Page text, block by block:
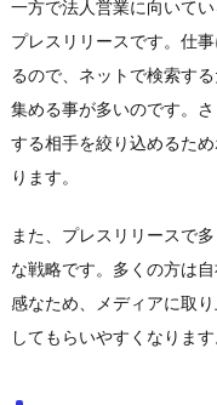
一方で法人営業に向いて
プレスリリースです。仕
るので、ネットで検索す
集める事が多いのです。
する相手を絞り込めるた
ります。
また、プレスリリースで
な戦略です。多くの方は
感なため、メディアに取
してもらいやすくなります